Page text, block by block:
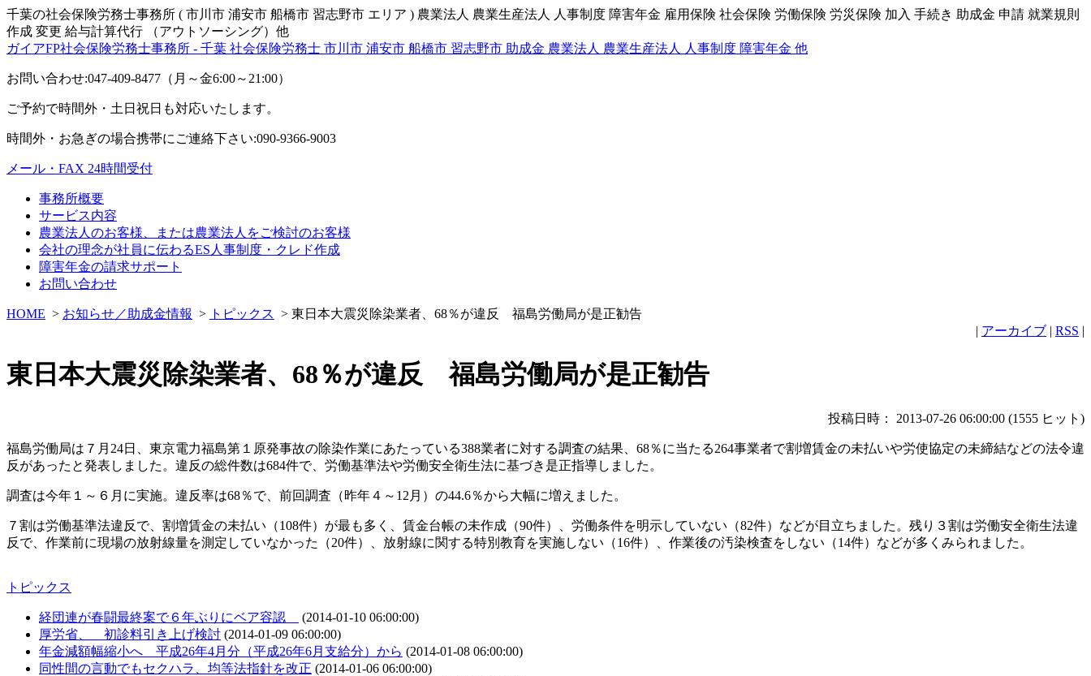
千葉の社会保険労務士事務所 ( 市川市 浦安市 船橋市 習志野市 エリア ) 農業法人 農業生産法人 人事制度 障害年金 雇用保険 社会保険 労働保険 労災保険 加入 手続き 助成金 申請 就業規則
作成 変更 給与計算代行 （アウトソーシング）他
ガイアFP社会保険労務士事務所 - 千葉 社会保険労務士 市川市 浦安市 船橋市 習志野市 助成金 農業法人 農業生産法人 人事制度 障害年金 他
お問い合わせ:047-409-8477（月～金6:00～21:00）
ご予約で時間外・土日祝日も対応いたします。
時間外・お急ぎの場合携帯にご連絡下さい:090-9366-9003
メール・FAX 24時間受付
事務所概要
サービス内容
農業法人のお客様、または農業法人をご検討のお客様
会社の理念が社員に伝わるES人事制度・クレド作成
障害年金の請求サポート
お問い合わせ
HOME > お知らせ／助成金情報 > トピックス > 東日本大震災除染業者、68％が違反 福島労働局が是正勧告
| アーカイブ | RSS |
東日本大震災除染業者、68％が違反 福島労働局が是正勧告
投稿日時： 2013-07-26 06:00:00 (1555 ヒット )
福島労働局は７月24日、東京電力福島第１原発事故の除染作業にあたっている388業者に対する調査の結果、68％に当たる264事業者で割増賃金の未払いや労使協定の未締結などの法令違
反があったと発表しました。違反の総件数は684件で、労働基準法や労働安全衛生法に基づき是正指導しました。
調査は今年１～６月に実施。違反率は68％で、前回調査（昨年４～12月）の44.6％から大幅に増えました。
７割は労働基準法違反で、割増賃金の未払い（108件）が最も多く、賃金台帳の未作成（90件）、労働条件を明示していない（82件）などが目立ちました。残り３割は労働安全衛生法違
反で、作業前に現場の放射線量を測定していなかった（20件）、放射線に関する特別教育を実施しない（16件）、作業後の汚染検査をしない（14件）などが多くみられました。
トピックス
経団連が春闘最終案で６年ぶりにベア容認
(2014-01-10 06:00:00)
厚労省、 初診料引き上げ検討 (2014-01-09 06:00:00)
年金減額幅縮小へ 平成26年4月分（平成26年6月支給分）から (2014-01-08 06:00:00)
同性間の言動でもセクハラ、均等法指針を改正 (2014-01-06 06:00:00)